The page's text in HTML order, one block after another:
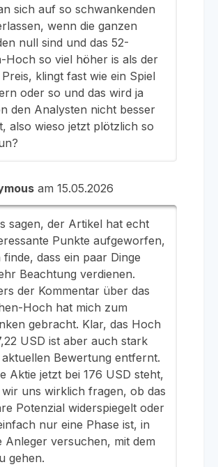
sich auf so schwankenden
wenn die ganzen
null sind und das 52-
Hoch so viel höher is als der
klingt fast wie ein Spiel
oder so und das wird ja
den Analysten nicht besser
also wieso jetzt plötzlich so
am 15.05.2026
sagen, der Artikel hat echt
Punkte aufgeworfen,
dass ein paar Dinge
Beachtung verdienen.
der Kommentar über das
Hoch hat mich zum
gebracht. Klar, das Hoch
USD ist aber auch stark
Bewertung entfernt.
Aktie jetzt bei 176 USD steht,
wir uns wirklich fragen, ob das
Potenzial widerspiegelt oder
nur eine Phase ist, in
Anleger versuchen, mit dem
gehen.